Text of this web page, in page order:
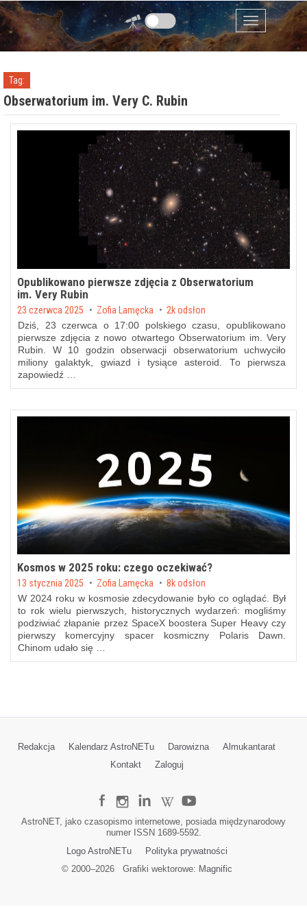
Przejdź do zawartości
Menu
Tag:
Obserwatorium im. Very C. Rubin
Opublikowano pierwsze zdjęcia z Obserwatorium
im. Very Rubin
Posted on
23 czerwca 2025 by Zofia Lamęcka 2k odsłon
Dziś, 23 czerwca o 17:00 polskiego czasu, opublikowano
pierwsze zdjęcia z nowo otwartego Obserwatorium im. Very
Rubin. W 10 godzin obserwacji obserwatorium uchwyciło
miliony galaktyk, gwiazd i tysiące asteroid. To pierwsza
zapowiedź …
Kosmos w 2025 roku: czego oczekiwać?
Posted on
13 stycznia 2025 by Zofia Lamęcka 8k odsłon
W 2024 roku w kosmosie zdecydowanie było co oglądać. Był
to rok wielu pierwszych, historycznych wydarzeń: mogliśmy
podziwiać złapanie przez SpaceX boostera Super Heavy czy
pierwszy komercyjny spacer kosmiczny Polaris Dawn.
Chinom udało się …
Redakcja Kalendarz AstroNETu Darowizna
Almukantarat
Kontakt
Zaloguj
AstroNET, jako czasopismo internetowe, posiada międzynarodowy
numer ISSN 1689-5592.
Logo AstroNETu
Polityka prywatności
© 2000–2026Grafiki wektorowe: Magnific